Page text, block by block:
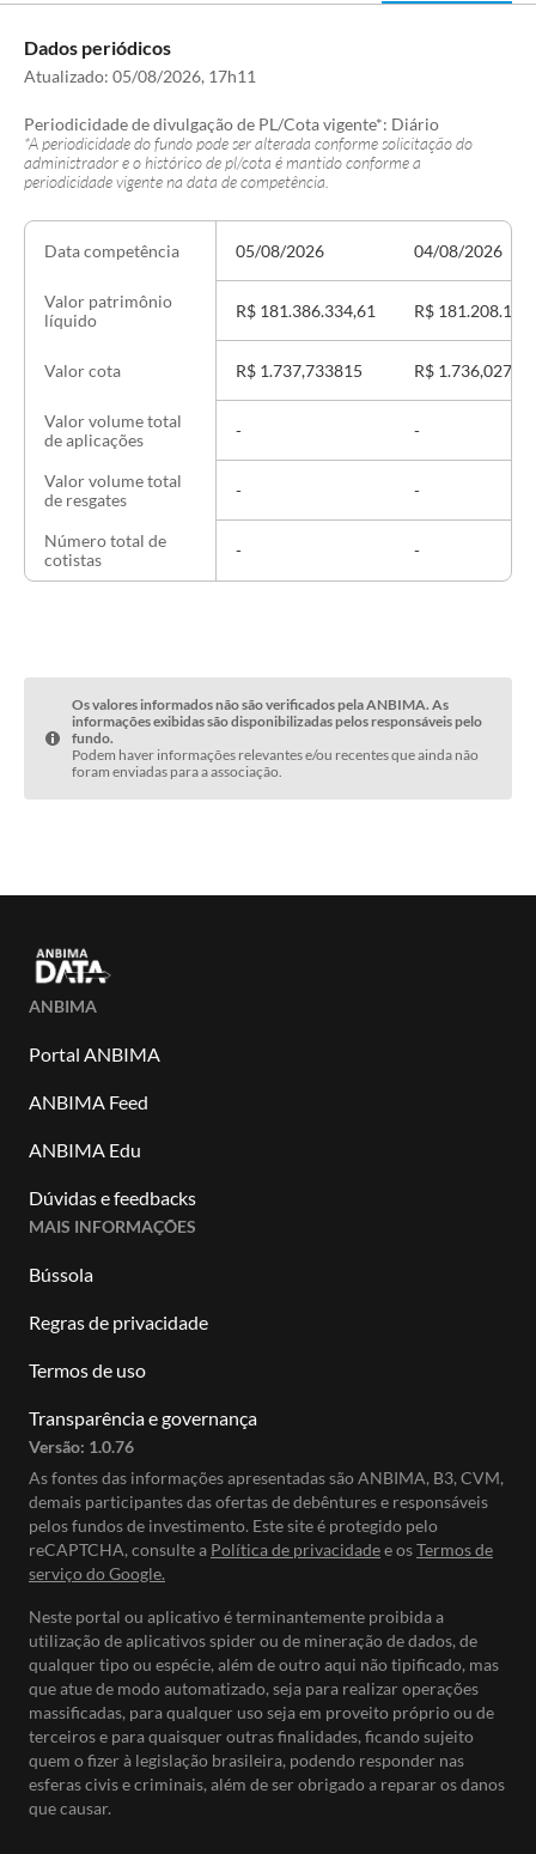
Dados periódicos
Atualizado: 05/08/2026, 17h11
Periodicidade de divulgação de PL/Cota vigente*: Diário
*A periodicidade do fundo pode ser alterada conforme solicitação do
administrador e o histórico de pl/cota é mantido conforme a
periodicidade vigente na data de competência.
Data competência
Valor patrimônio
líquido
Valor cota
Valor volume total
de aplicações
Valor volume total
de resgates
Número total de
cotistas
05/08/2026
R$ 181.386.334,61
R$ 1.737,733815
-
-
-
04/08/2026
R$
R$
-
-
-
Os valores informados não são verificados pela ANBIMA. As
informações exibidas são disponibilizadas pelos responsáveis pelo
fundo.
Podem haver informações relevantes e/ou recentes que ainda não
foram enviadas para a associação.
ANBIMA
Portal ANBIMA
ANBIMA Feed
ANBIMA Edu
Dúvidas e feedbacks
MAIS INFORMAÇÕES
Bússola
Regras de privacidade
Termos de uso
Transparência e governança
Versão: 1.0.76
As fontes das informações apresentadas são ANBIMA, B3, CVM,
demais participantes das ofertas de debêntures e responsáveis
pelos fundos de investimento. Este site é protegido pelo
reCAPTCHA, consulte a Política de privacidadee osTermos de
serviço do Google.
Neste portal ou aplicativo é terminantemente proibida a
utilização de aplicativos spider ou de mineração de dados, de
qualquer tipo ou espécie, além de outro aqui não tipificado, mas
que atue de modo automatizado, seja para realizar operações
massificadas, para qualquer uso seja em proveito próprio ou de
terceiros e para quaisquer outras finalidades, ficando sujeito
quem o fizer à legislação brasileira, podendo responder nas
esferas civis e criminais, além de ser obrigado a reparar os danos
que causar.